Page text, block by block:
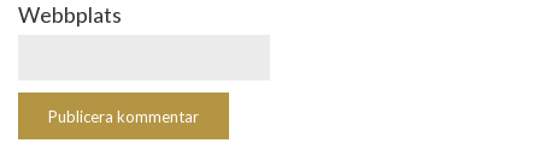
Webbplats